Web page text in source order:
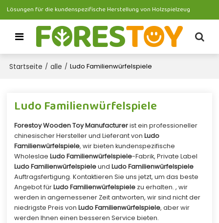
Lösungen für die kundenspezifische Herstellung von Holzspielzeug
Startseite / alle / Ludo Familienwürfelspiele
Ludo Familienwürfelspiele
Forestoy Wooden Toy Manufacturerist ein professioneller
chinesischer Hersteller und Lieferant von Ludo
Familienwürfelspiele, wir bieten kundenspezifische
Wholeslae Ludo Familienwürfelspiele-Fabrik, Private Label
Ludo Familienwürfelspieleund Ludo Familienwürfelspiele
Auftragsfertigung. Kontaktieren Sie uns jetzt, um das beste
Angebot fürLudo Familienwürfelspielezu erhalten. , wir
werden in angemessener Zeit antworten, wir sind nicht der
niedrigste Preis von Ludo Familienwürfelspiele, aber wir
werden Ihnen einen besseren Service bieten.